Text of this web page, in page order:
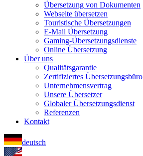
Übersetzung von Dokumenten
Webseite übersetzen
Touristische Übersetzungen
E-Mail Übersetzung
Gaming-Übersetzungsdienste
Online Übersetzung
Über uns
Qualitätsgarantie
Zertifiziertes Übersetzungsbüro
Unternehmensvertrag
Unsere Übersetzer
Globaler Übersetzungsdienst
Referenzen
Kontakt
deutsch